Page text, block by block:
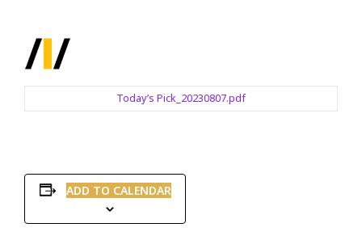
Today’s Pick_20230807.pdf
ADD TO CALENDAR